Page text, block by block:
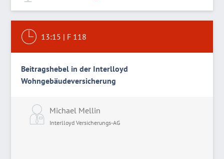
13:15 | F 118
Beitragshebel in der Interlloyd
Wohngebäudeversicherung
Michael Mellin
Interlloyd Versicherungs-AG